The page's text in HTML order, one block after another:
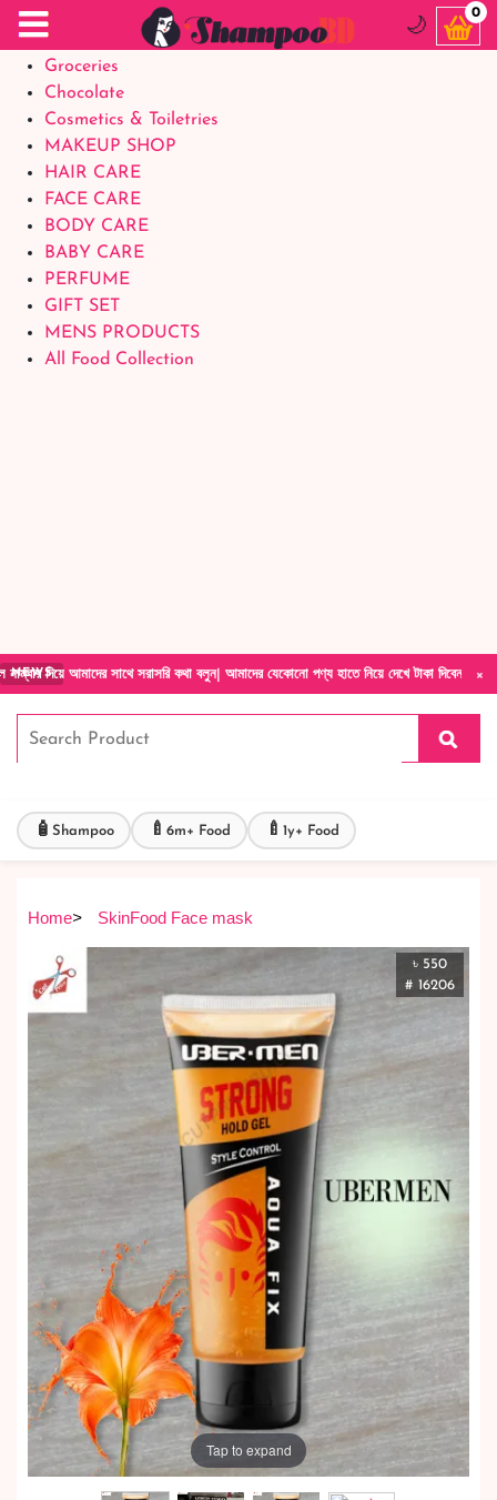
Food Supplements
Baby Foods
Groceries
Chocolate
Cosmetics & Toiletries
MAKEUP SHOP
HAIR CARE
FACE CARE
BODY CARE
BABY CARE
PERFUME
GIFT SET
MENS PRODUCTS
All Food Collection
×
NEWSসাথে সরাসরি কথা বলুন| আমাদের যেকোনো পণ্য হাতে নিয়ে দেখে টাকা দিবেন ডেলিভারি
🌙
0
🧴 Shampoo 🍼 6m+ Food 🍼 1y+ Food
Home> SkinFood Face mask
৳ 550
# 16206
Tap to expand